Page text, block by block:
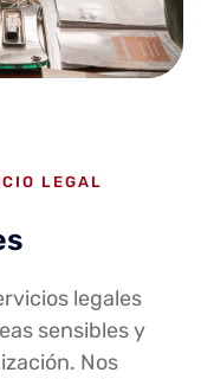
LEGAL
legales
sensibles y
Nos